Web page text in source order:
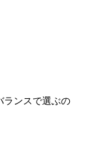
ランスで選ぶの